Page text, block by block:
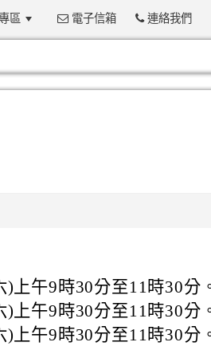
區 電子信箱 連絡我們
上午9時30分至11時30分
上午9時30分至11時30分
上午9時30分至11時30分